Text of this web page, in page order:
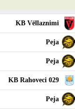
KB Vëllaznimi
Peja
Peja
KB Rahoveci 029
Peja